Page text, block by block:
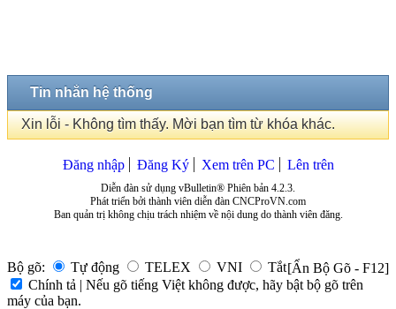
Tin nhắn hệ thống
Xin lỗi - Không tìm thấy. Mời bạn tìm từ khóa khác.
Đăng nhập Đăng Ký Xem trên PC Lên trên
Diễn đàn sử dụng vBulletin® Phiên bản 4.2.3.
Phát triển bởi thành viên diễn đàn CNCProVN.com
Ban quản trị không chịu trách nhiệm về nội dung do thành viên đăng.
Bộ gõ: Tự động TELEX VNI Tắt[Ẩn Bộ Gõ - F12]
Chính tả | Nếu gõ tiếng Việt không được, hãy bật bộ gõ trên
máy của bạn.